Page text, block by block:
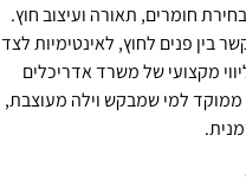
חומרים, תאורה ועיצוב חוץ.
בין פנים לחוץ, לאינטימיות לצד
מקצועי של משרד אדריכלים
ממוקד למי שמבקש וילה מעוצבת,